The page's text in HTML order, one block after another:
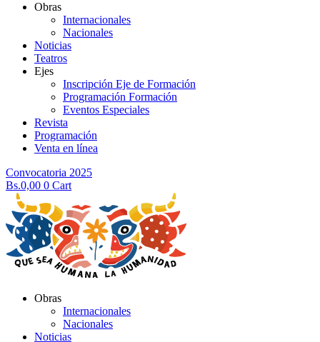
Obras
Internacionales
Nacionales
Noticias
Teatros
Ejes
Inscripción Eje de Formación
Programación Formación
Eventos Especiales
Revista
Programación
Venta en línea
Convocatoria 2025
Bs.0,00 0 Cart
Obras
Internacionales
Nacionales
Noticias